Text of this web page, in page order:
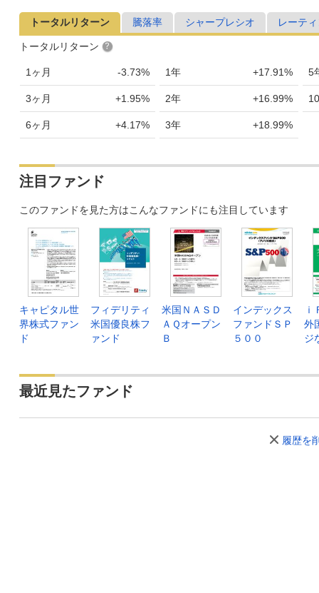
トータルリターン 騰落率 シャープレシオ レーテ
トータルリターン
1ヶ月 -3.73%
3ヶ月 +1.95%
6ヶ月 +4.17%
1年 +17.91%
2年 +16.99%
3年 +18.99%
5
注目ファンド
このファンドを見た方はこんなファンドにも注目しています
キャピタル世
界株式ファン
ド
フィデリティ
米国優良株フ
ァンド
米国ＮＡＳＤ
ＡＱオープン
Ｂ
インデックス
ファンドＳＰ
５００
外
ジ
最近見たファンド
履歴を